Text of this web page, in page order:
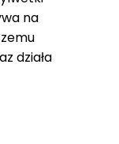
na
działa